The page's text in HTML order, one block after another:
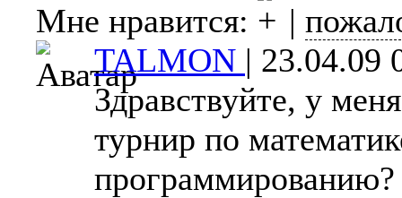
Мне нравится:
|
TALMON | 23.04.09
Здравствуйте, у
турнир по
программированию?